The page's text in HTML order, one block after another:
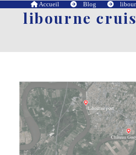
Accueil Blog
libourne